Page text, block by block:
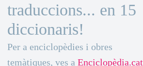
traduccions... en 15
diccionaris!
Per a enciclopèdies i obres
temàtiques, ves a Enciclopèdia.cat